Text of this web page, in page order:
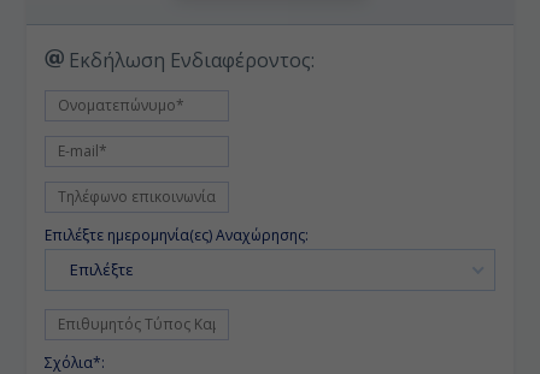
Εκδήλωση Ενδιαφέροντος:
Επιλέξτε ημερομηνία(ες) Αναχώρησης:
Επιλέξτε
Σχόλια*: